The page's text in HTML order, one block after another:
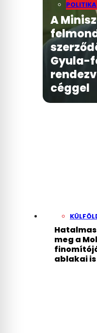
POLITIKA
A
Gyula-
céggel
meg a
ablakai